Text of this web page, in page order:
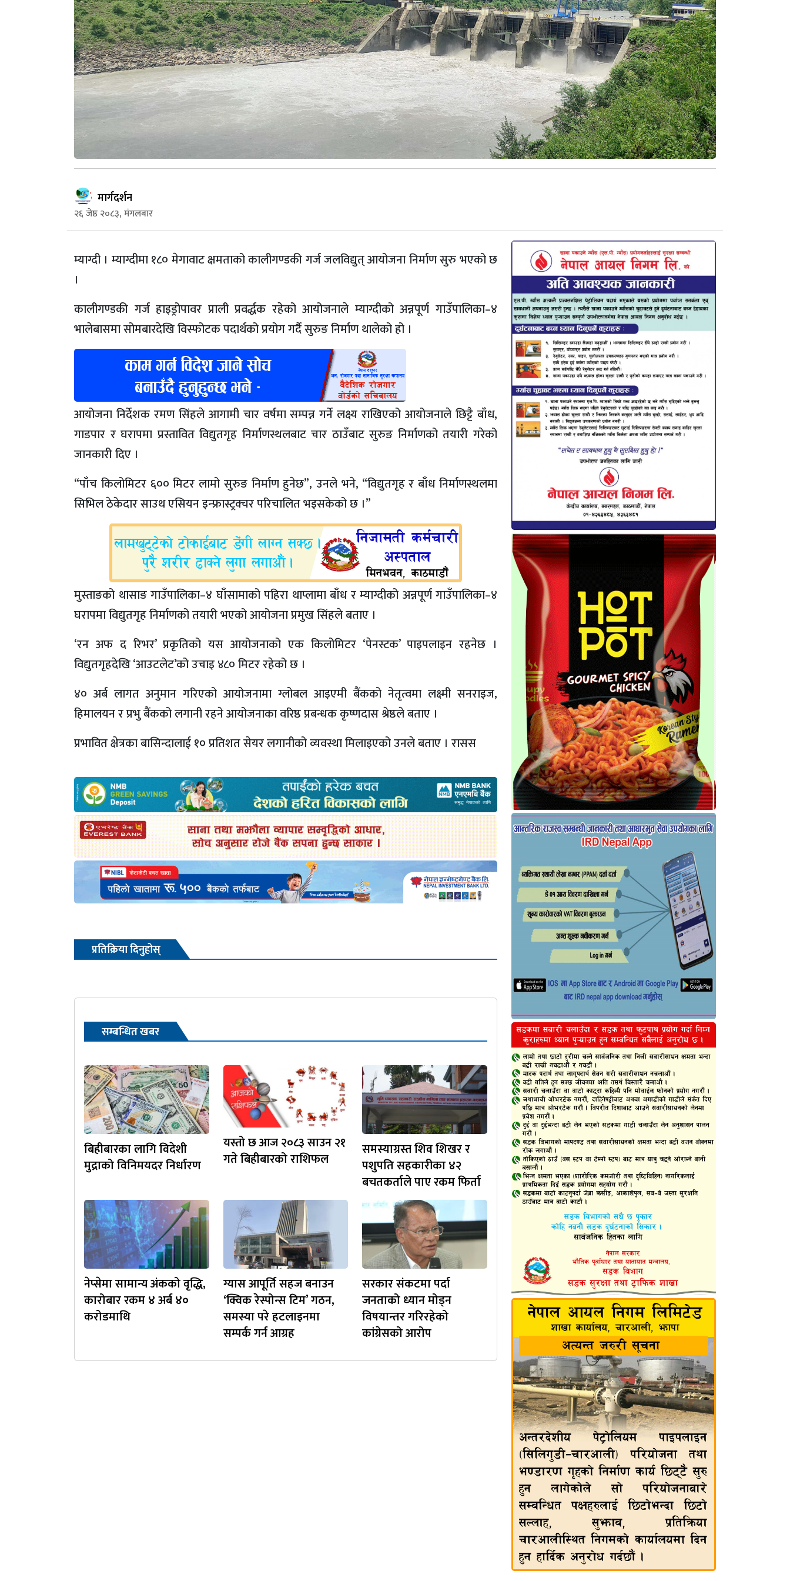
मार्गदर्शन
२६ जेष्ठ २०८३, मंगलबार
म्याग्दी । म्याग्दीमा १८० मेगावाट क्षमताको कालीगण्डकी गर्ज जलविद्युत् आयोजना निर्माण सुरु भएको छ
।
कालीगण्डकी गर्ज हाइड्रोपावर प्राली प्रवर्द्धक रहेको आयोजनाले म्याग्दीको अन्नपूर्ण गाउँपालिका–४
भालेबासमा सोमबारदेखि विस्फोटक पदार्थको प्रयोग गर्दै सुरुङ निर्माण थालेको हो ।
आयोजना निर्देशक रमण सिंहले आगामी चार वर्षमा सम्पन्न गर्ने लक्ष्य राखिएको आयोजनाले छिट्टै बाँध,
गाडपार र घरापमा प्रस्तावित विद्युतगृह निर्माणस्थलबाट चार ठाउँबाट सुरुङ निर्माणको तयारी गरेको
जानकारी दिए ।
“पाँच किलोमिटर ६०० मिटर लामो सुरुङ निर्माण हुनेछ”, उनले भने, “विद्युतगृह र बाँध निर्माणस्थलमा
सिभिल ठेकेदार साउथ एसियन इन्फ्रास्ट्रक्चर परिचालित भइसकेको छ ।”
मुस्ताङको थासाङ गाउँपालिका–४ घाँसामाको पहिरा थाप्लामा बाँध र म्याग्दीको अन्नपूर्ण गाउँपालिका–४
घरापमा विद्युतगृह निर्माणको तयारी भएको आयोजना प्रमुख सिंहले बताए ।
‘रन अफ द रिभर’ प्रकृतिको यस आयोजनाको एक किलोमिटर ‘पेनस्टक’ पाइपलाइन रहनेछ ।
विद्युतगृहदेखि ‘आउटलेट’को उचाइ ४८० मिटर रहेको छ ।
४० अर्ब लागत अनुमान गरिएको आयोजनामा ग्लोबल आइएमी बैंकको नेतृत्वमा लक्ष्मी सनराइज,
हिमालयन र प्रभु बैंकको लगानी रहने आयोजनाका वरिष्ठ प्रबन्धक कृष्णदास श्रेष्ठले बताए ।
प्रभावित क्षेत्रका बासिन्दालाई १० प्रतिशत सेयर लगानीको व्यवस्था मिलाइएको उनले बताए । रासस
प्रतिक्रिया दिनुहोस्
सम्बन्धित खबर
बिहीबारका लागि विदेशी
मुद्राको विनिमयदर निर्धारण
यस्तो छ आज २०८३ साउन २१
गते बिहीबारको राशिफल
समस्याग्रस्त शिव शिखर र
पशुपति सहकारीका ४२
बचतकर्ताले पाए रकम फिर्ता
नेप्सेमा सामान्य अंकको वृद्धि,
कारोबार रकम ४ अर्ब ४०
करोडमाथि
ग्यास आपूर्ति सहज बनाउन
‘क्विक रेस्पोन्स टिम’ गठन,
समस्या परे हटलाइनमा
सम्पर्क गर्न आग्रह
सरकार संकटमा पर्दा
जनताको ध्यान मोड्न
विषयान्तर गरिरहेको
कांग्रेसको आरोप